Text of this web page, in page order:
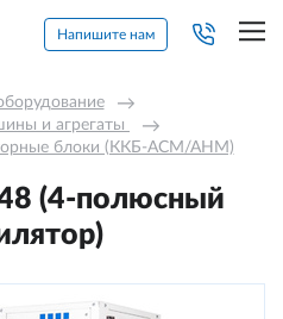
Напишите нам
→
и агрегаты →
блоки (ККБ-АСМ/АНМ)
(4-полюсный